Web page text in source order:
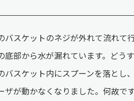
バスケットのネジが外れて流れて
底部から水が漏れています。どう
バスケット内にスプーンを落とし
ザが動かなくなりました。何故です